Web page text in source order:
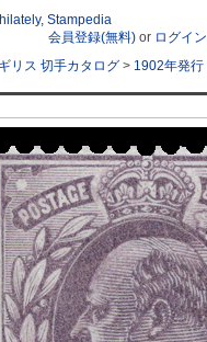
会員登録(無料) or ログイン
リス 切手カタログ > 1902年発行